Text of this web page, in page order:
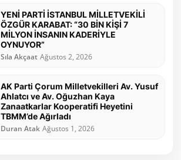
YENİ PARTİ İSTANBUL MİLLETVEKİLİ
ÖZGÜR KARABAT: “30 BİN KİŞİ 7
MİLYON İNSANIN KADERİYLE
OYNUYOR”
Sıla Akçaat Ağustos 2, 2026
AK Parti Çorum Milletvekilleri Av. Yusuf
Ahlatcı ve Av. Oğuzhan Kaya
Zanaatkarlar Kooperatifi Heyetini
TBMM’de Ağırladı
Duran Atak Ağustos 1, 2026